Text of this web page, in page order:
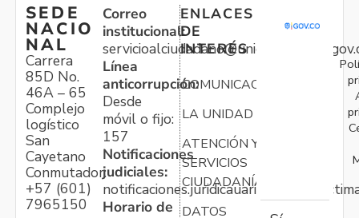
SEDE
NACIO
NAL
Carrera
85D No.
46A – 65
Complejo
logístico
San
Cayetano
Conmutador:
+57 (601)
7965150
Correo
institucional:
Línea
anticorrupción:
Desde
móvil o fijo:
157
Notificaciones
judiciales:
Horario de
ENLACES
DE
INTERÉS
COMUNICACIONES
LA UNIDAD
ATENCIÓN Y
SERVICIOS
CIUDADANÍA
DATOS